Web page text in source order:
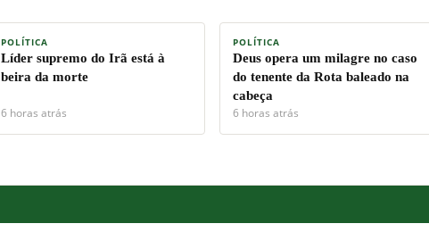
POLÍTICA
Líder supremo do Irã está à
beira da morte
6 horas atrás
POLÍTICA
Deus opera um milagre no caso
do tenente da Rota baleado na
cabeça
6 horas atrás